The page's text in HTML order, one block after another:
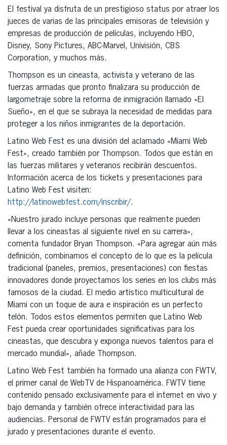
El festival ya disfruta de un prestigioso status por atraer los
jueces de varias de las principales emisoras de televisión y
empresas de producción de películas, incluyendo HBO,
Disney, Sony Pictures, ABC-Marvel, Univisión, CBS
Corporation, y muchos más.
Thompson es un cineasta, activista y veterano de las
fuerzas armadas que pronto finalizara su producción de
largometraje sobre la reforma de inmigración llamado «El
Sueño», en el que se subraya la necesidad de medidas para
proteger a los niños inmigrantes de la deportación.
Latino Web Fest es una división del aclamado «Miami Web
Fest», creado también por Thompson. Todos que están en
las fuerzas militares y veteranos recibirán descuentos.
Información acerca de los tickets y presentaciones para
Latino Web Fest visiten:
http://latinowebfest.com/inscribir/.
«Nuestro jurado incluye personas que realmente pueden
llevar a los cineastas al siguiente nivel en su carrera»,
comenta fundador Bryan Thompson. «Para agregar aún más
definición, combinamos el concepto de lo que es la película
tradicional (paneles, premios, presentaciones) con fiestas
innovadores donde proyectamos los series en los clubs más
famosos de la ciudad. El medio artístico multicultural de
Miami con un toque de aura e inspiración es un perfecto
telón. Todos estos elementos permiten que Latino Web
Fest pueda crear oportunidades significativas para los
cineastas, que descubra y exponga nuevos talentos para el
mercado mundial», añade Thompson.
Latino Web Fest también ha formado una alianza con FWTV,
el primer canal de WebTV de Hispanoamérica. FWTV tiene
contenido pensado exclusivamente para el internet en vivo y
bajo demanda y también ofrece interactividad para las
audiencias. Personal de FWTV están programados para el
jurado y presentaciones durante el evento.